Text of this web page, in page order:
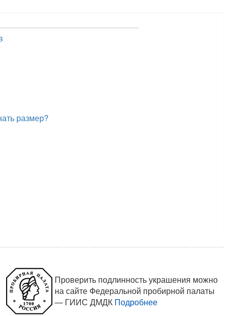
размер?
Проверить подлинность украшения можно
на сайте Федеральной пробирной палаты
— ГИИС ДМДК Подробнее